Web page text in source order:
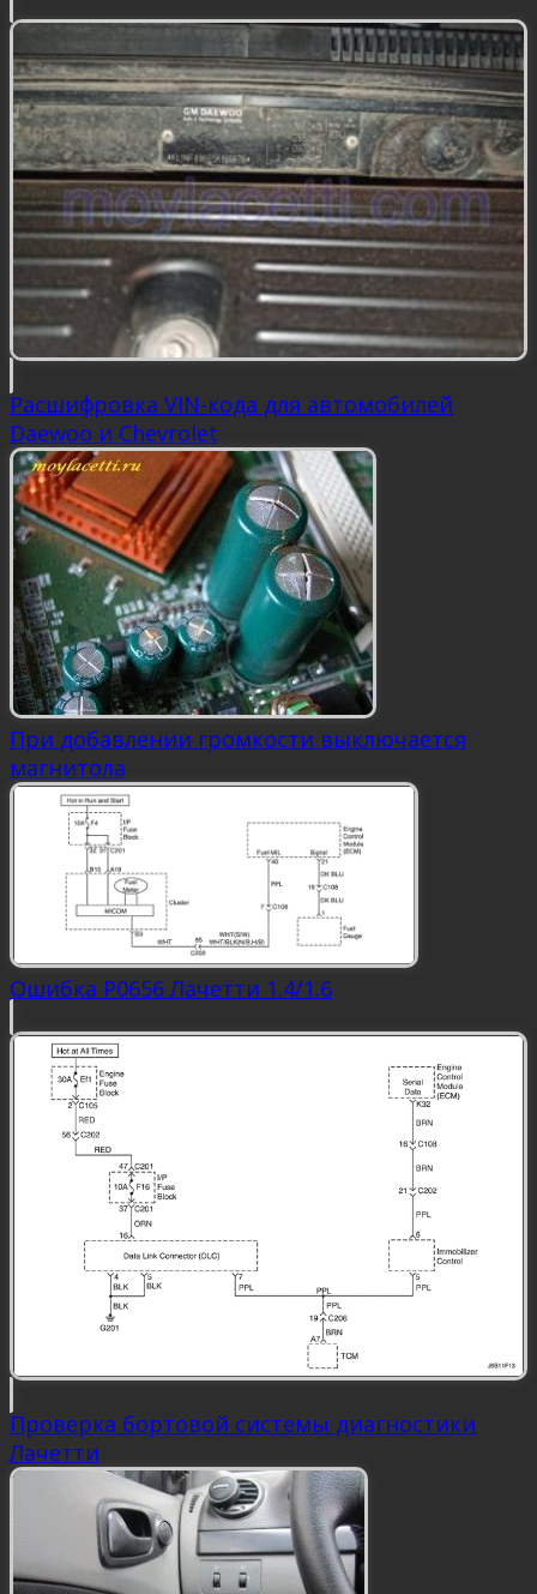
Расшифровка VIN-кода для автомобилей
Daewoo и Chevrolet
При добавлении громкости выключается
магнитола
Ошибка P0656 Лачетти 1.4/1.6
Проверка бортовой системы диагностики
Лачетти